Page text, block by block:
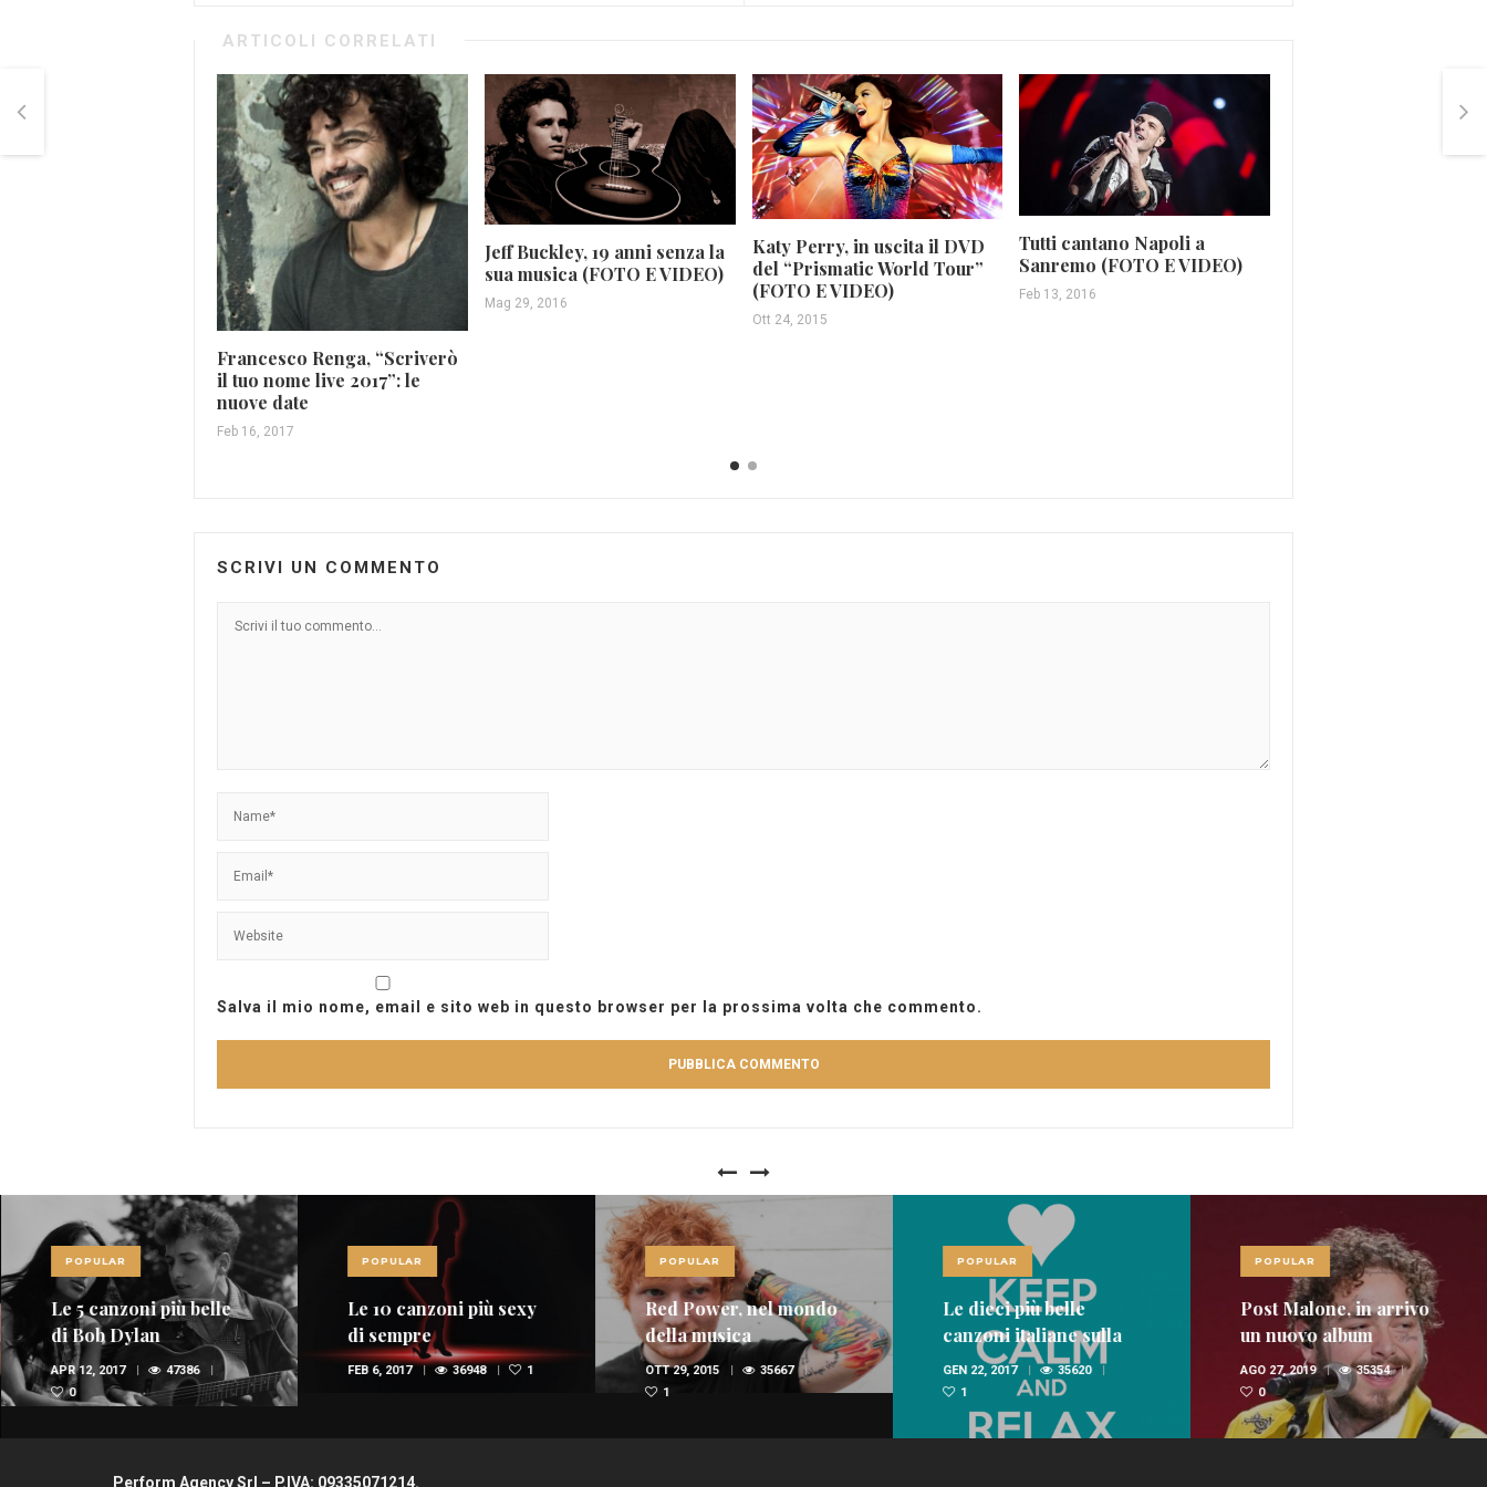
ARTICOLI CORRELATI
Francesco Renga, “Scriverò
il tuo nome live 2017”: le
nuove date
Feb 16, 2017
Jeff Buckley, 19 anni senza la
sua musica (FOTO E VIDEO)
Mag 29, 2016
Katy Perry, in uscita il DVD
del “Prismatic World Tour”
(FOTO E VIDEO)
Ott 24, 2015
Tutti cantano Napoli a
Sanremo (FOTO E VIDEO)
Feb 13, 2016
SCRIVI UN COMMENTO
Salva il mio nome, email e sito web in questo browser per la prossima volta che commento.
POPULAR
Le 5 canzoni più belle
di Bob Dylan
APR 12, 2017
47386
0
POPULAR
Le 10 canzoni più sexy
di sempre
FEB 6, 2017 36948 1
POPULAR
Red Power, nel mondo
della musica
spopolano i rossi
(FOTO E VIDEO)
OTT 29, 2015
35667
1
POPULAR
Le dieci più belle
canzoni italiane sulla
domenica
GEN 22, 2017
35620
1
POPULAR
Post Malone, in arrivo
un nuovo album
AGO 27, 2019
35354
0
Perform Agency Srl – P.IVA: 09335071214.